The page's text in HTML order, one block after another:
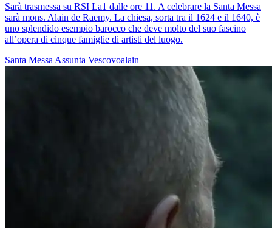
Sarà trasmessa su RSI La1 dalle ore 11. A celebrare la Santa Messa
sarà mons. Alain de Raemy. La chiesa, sorta tra il 1624 e il 1640, è
uno splendido esempio barocco che deve molto del suo fascino
all’opera di cinque famiglie di artisti del luogo.
Santa Messa Assunta Vescovoalain